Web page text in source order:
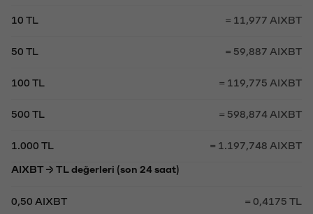
10 TL = 11,977 AIXBT
50 TL = 59,887 AIXBT
100 TL = 119,775 AIXBT
500 TL = 598,874 AIXBT
1.000 TL = 1.197,748 AIXBT
AIXBT → TL değerleri (son 24 saat)
0,50 AIXBT = 0,4175 TL